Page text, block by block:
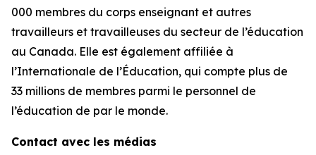
000 membres du corps enseignant et autres
travailleurs et travailleuses du secteur de l’éducation
au Canada. Elle est également affiliée à
l’Internationale de l’Éducation, qui compte plus de
33 millions de membres parmi le personnel de
l’éducation de par le monde.
Contact avec les médias